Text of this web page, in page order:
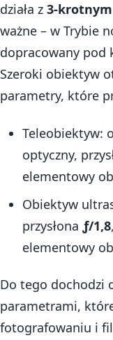
działa z 3-
ważne – w Trybie
dopracowany pod
Szeroki obiektyw
parametry, które
Teleobiektyw:
optyczny,
elementowy
Obiektyw
przysłona ƒ/1,8
elementowy
Do tego dochodzi
parametrami,
fotografowaniu i